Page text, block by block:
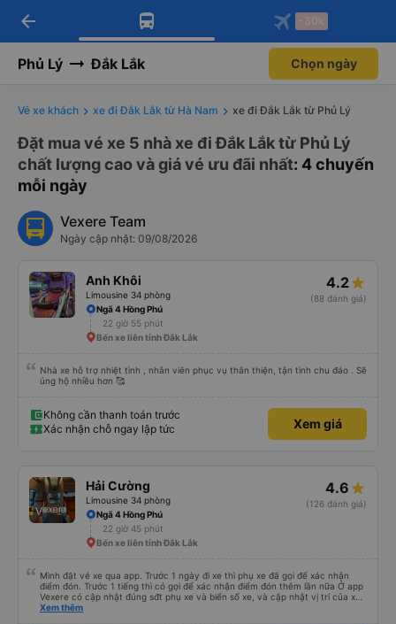
Tải app Vexere ngay!
Nhận ưu đãi thành viên độc
Mở app
Tải app Vexere
-30k/ghế khi đặt vé máy bay qua
Mở app
arrow_back -30k
Phủ Lý Đắk Lắk Chọn ngày
Vé xe khách xe đi Đắk Lắk từ Hà Nam xe đi Đắk Lắk từ Phủ Lý
Đặt mua vé xe 5 nhà xe đi Đắk Lắk từ Phủ Lý
chất lượng cao và giá vé ưu đãi nhất: 4 chuyến
mỗi ngày
Vexere Team
Ngày cập nhật: 09/08/2026
Anh Khôi
Limousine 34 phòng
4.2
(88 đánh giá)
Ngã 4 Hồng Phú
22 giờ 55 phút
Bến xe liên tỉnh Đắk Lắk
Nhà xe hỗ trợ nhiệt tình , nhân viên phục vụ thân thiện, tận tình chu đáo . Sẽ
ủng hộ nhiều hơn 🥰
Không cần thanh toán trước
Xác nhận chỗ ngay lập tức
Xem giá
Hải Cường
Limousine 34 phòng
4.6
(126 đánh giá)
Ngã 4 Hồng Phú
22 giờ 45 phút
Bến xe liên tỉnh Đắk Lắk
Mình đặt vé xe qua app. Trước 1 ngày đi xe thì phụ xe đã gọi để xác nhận
điểm đón. Trước 1 tiếng thì có gọi để xác nhận điểm đón thêm lần nữa Ở app
Vexere có cập nhật đúng sđt phụ xe và biển số xe, và cập nhật vị trí của xe
nữa. Ăn cơm tối là 50k/ người. Chỗ nằm thoải mái, có nước, ổ cắm sạc đầy
Xem thêm